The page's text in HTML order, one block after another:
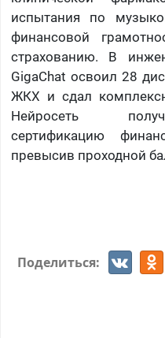
испытания по
финансовой
страхованию. В
GigaChat освоил 28
ЖКХ и сдал
Нейросеть
сертификацию
превысив проходной
Поделиться: